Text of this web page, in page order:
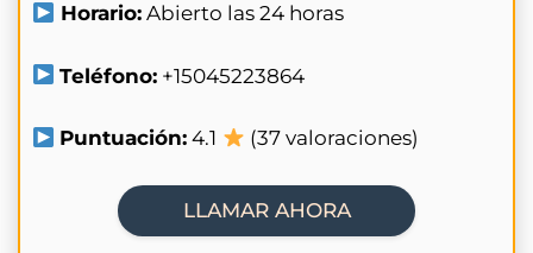
Horario: Abierto las 24 horas
Teléfono: +15045223864
Puntuación: 4.1 (37 valoraciones)
LLAMAR AHORA